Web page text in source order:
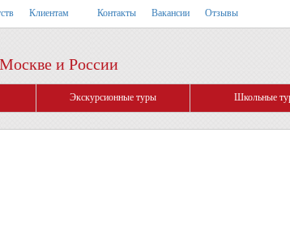
Клиентам Контакты Вакансии Отзывы
и России
Экскурсионные туры Школьные